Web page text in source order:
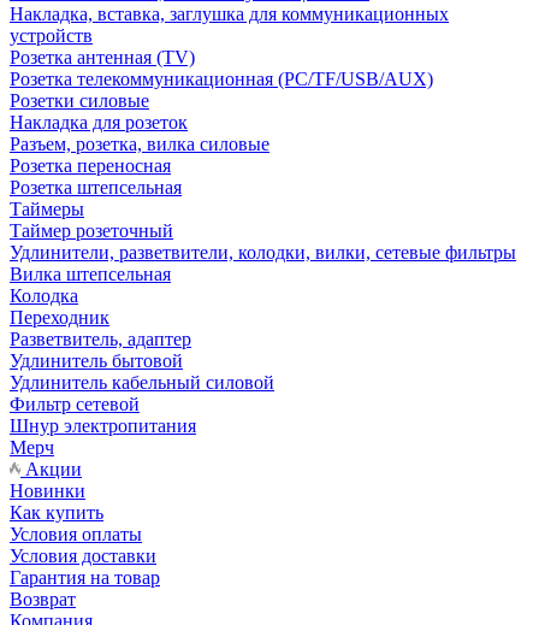
Накладка, вставка, заглушка для коммуникационных
устройств
Розетка антенная (TV)
Розетка телекоммуникационная (PC/TF/USB/AUX)
Розетки силовые
Накладка для розеток
Разъем, розетка, вилка силовые
Розетка переносная
Розетка штепсельная
Таймеры
Таймер розеточный
Удлинители, разветвители, колодки, вилки, сетевые фильтры
Вилка штепсельная
Колодка
Переходник
Разветвитель, адаптер
Удлинитель бытовой
Удлинитель кабельный силовой
Фильтр сетевой
Шнур электропитания
Мерч
Акции
Новинки
Как купить
Условия оплаты
Условия доставки
Гарантия на товар
Возврат
Компания